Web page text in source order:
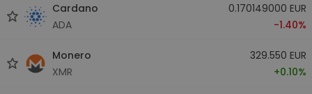
Cardano
ADA
0.170149000 EUR
-1.40%
Monero
XMR
329.550 EUR
+0.10%